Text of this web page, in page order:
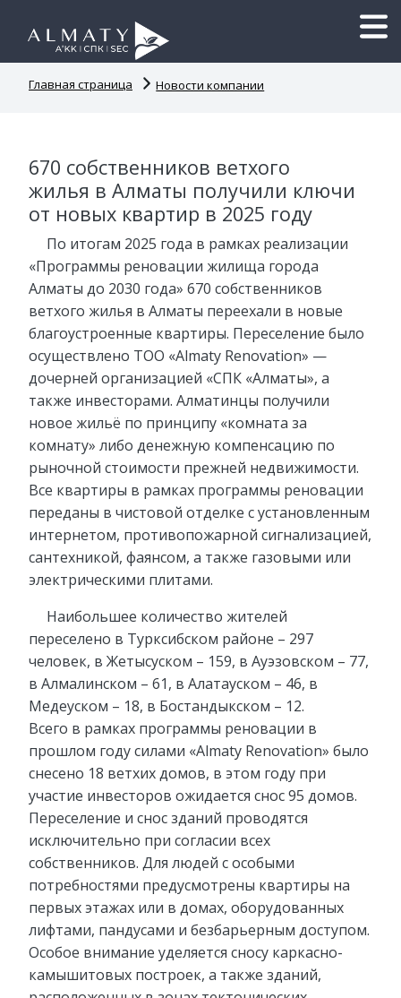
Главная страница Новости компании
670 собственников ветхого
жилья в Алматы получили ключи
от новых квартир в 2025 году
По итогам 2025 года в рамках реализации
«Программы реновации жилища города
Алматы до 2030 года» 670 собственников
ветхого жилья в Алматы переехали в новые
благоустроенные квартиры. Переселение было
осуществлено ТОО «Almaty Renovation» —
дочерней организацией «СПК «Алматы», а
также инвесторами. Алматинцы получили
новое жильё по принципу «комната за
комнату» либо денежную компенсацию по
рыночной стоимости прежней недвижимости.
Все квартиры в рамках программы реновации
переданы в чистовой отделке с установленным
интернетом, противопожарной сигнализацией,
сантехникой, фаянсом, а также газовыми или
электрическими плитами.
Наибольшее количество жителей
переселено в Турксибском районе – 297
человек, в Жетысуском – 159, в Ауэзовском – 77,
в Алмалинском – 61, в Алатауском – 46, в
Медеуском – 18, в Бостандыкском – 12.
Всего в рамках программы реновации в
прошлом году силами «Almaty Renovation» было
снесено 18 ветхих домов, в этом году при
участие инвесторов ожидается снос 95 домов.
Переселение и снос зданий проводятся
исключительно при согласии всех
собственников. Для людей с особыми
потребностями предусмотрены квартиры на
первых этажах или в домах, оборудованных
лифтами, пандусами и безбарьерным доступом.
Особое внимание уделяется сносу каркасно-
камышитовых построек, а также зданий,